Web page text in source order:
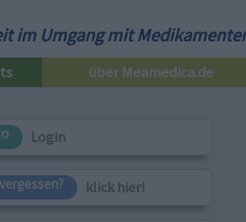
im Umgang mit
über Meamedica.de
Login
klick hier!